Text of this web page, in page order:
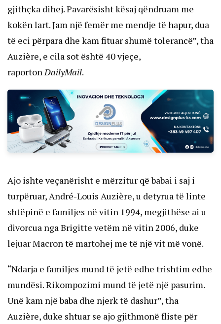
gjithçka dihej. Pavarësisht kësaj qëndruam me
kokën lart. Jam një femër me mendje të hapur, dua
të eci përpara dhe kam fituar shumë tolerancë”, tha
Auzière, e cila sot është 40 vjeçe,
raportonDailyMail.
Ajo ishte veçanërisht e mërzitur që babai i saj i
turpëruar, André-Louis Auzière, u detyrua të linte
shtëpinë e familjes në vitin 1994, megjithëse ai u
divorcua nga Brigitte vetëm në vitin 2006, duke
lejuar Macron të martohej me të një vit më vonë.
“Ndarja e familjes mund të jetë edhe trishtim edhe
mundësi. Rikompozimi mund të jetë një pasurim.
Unë kam një baba dhe njerk të dashur”, tha
Auzière, duke shtuar se ajo gjithmonë fliste për